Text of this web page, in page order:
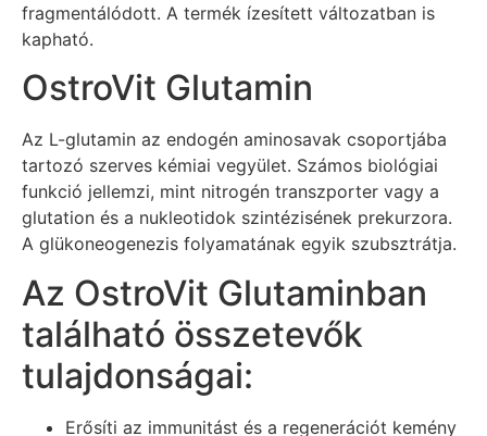
fragmentálódott. A termék ízesített változatban is
kapható.
OstroVit Glutamin
Az L-glutamin az endogén aminosavak csoportjába
tartozó szerves kémiai vegyület. Számos biológiai
funkció jellemzi, mint nitrogén transzporter vagy a
glutation és a nukleotidok szintézisének prekurzora.
A glükoneogenezis folyamatának egyik szubsztrátja.
Az OstroVit Glutaminban
található összetevők
tulajdonságai:
Erősíti az immunitást és a regenerációt kemény